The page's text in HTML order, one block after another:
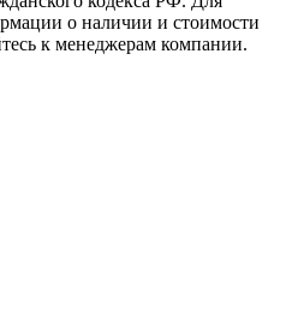
о наличии и стоимости
к менеджерам компании.